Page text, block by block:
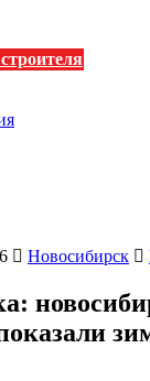
Новосибирск